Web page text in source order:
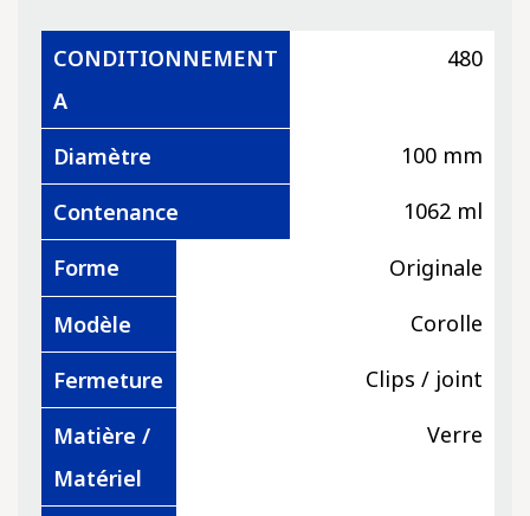
CONDITIONNEMENT
A
480
Diamètre
100 mm
Contenance
1062 ml
Forme
Originale
Modèle
Corolle
Fermeture
Clips / joint
Matière /
Matériel
Verre